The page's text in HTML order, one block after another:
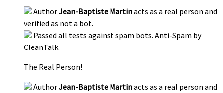
AuthorJean-Baptiste Martinacts as a real person and
verified as not a bot.
Passed all tests against spam bots. Anti-Spam by
CleanTalk.
The Real Person!
AuthorJean-Baptiste Martinacts as a real person and